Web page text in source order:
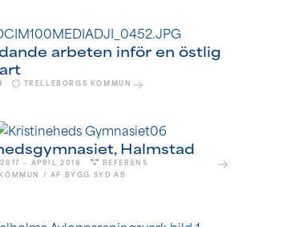
arbeten inför en östlig
TRELLEBORGS KOMMUN
Halmstad
– APRIL 2019
REFERENS
/ AF BYGG SYD AB